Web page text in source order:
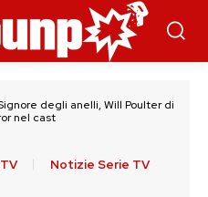
degli anelli, Will Poulter di
nel cast
Notizie Serie TV